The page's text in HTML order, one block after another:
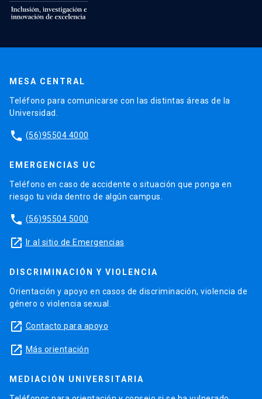
MESA CENTRAL
Teléfono para comunicarse con las distintas áreas de la
Universidad.
phone (56)95504 4000
EMERGENCIAS UC
Teléfono en caso de accidente o situación que ponga en
riesgo tu vida dentro de algún campus.
phone (56)95504 5000
launch Ir al sitio de Emergencias
DISCRIMINACIÓN Y VIOLENCIA
Orientación y apoyo en casos de discriminación, violencia de
género o violencia sexual.
launch Contacto para apoyo
launch Más orientación
MEDIACIÓN UNIVERSITARIA